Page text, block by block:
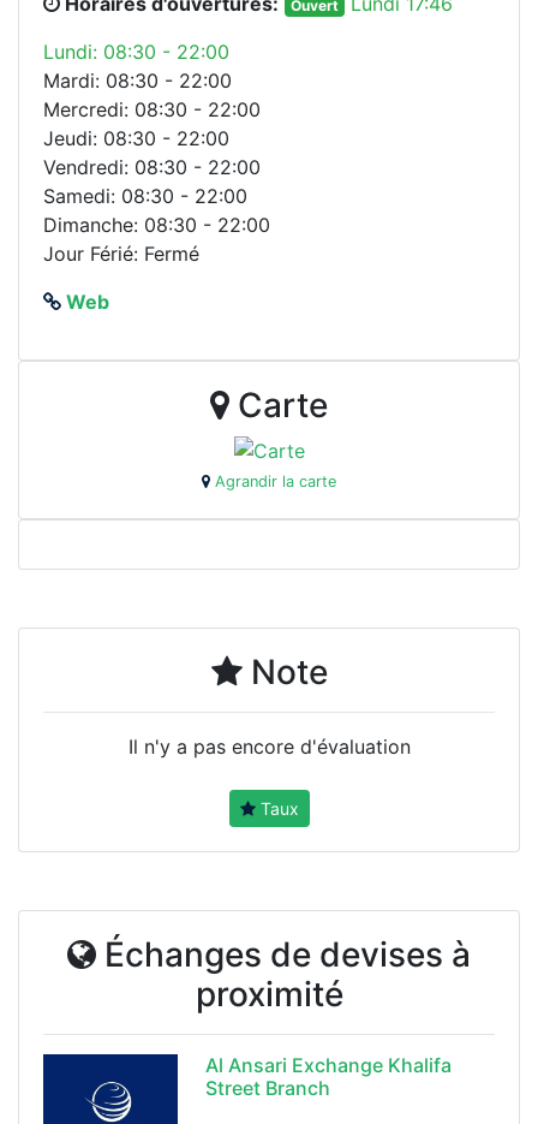
Ouvert
Lundi: 08:30 - 22:00
Mardi: 08:30 - 22:00
Mercredi: 08:30 - 22:00
Jeudi: 08:30 - 22:00
Vendredi: 08:30 - 22:00
Samedi: 08:30 - 22:00
Dimanche: 08:30 - 22:00
Jour Férié: Fermé
Web
Carte
Agrandir la carte
Note
Il n'y a pas encore d'évaluation
Taux
Échanges de devises à
proximité
Al Ansari Exchange Khalifa
Street Branch